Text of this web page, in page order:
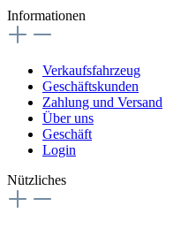
Informationen
Verkaufsfahrzeug
Geschäftskunden
Zahlung und Versand
Über uns
Geschäft
Login
Nützliches